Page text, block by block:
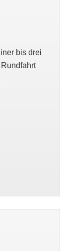
bis drei